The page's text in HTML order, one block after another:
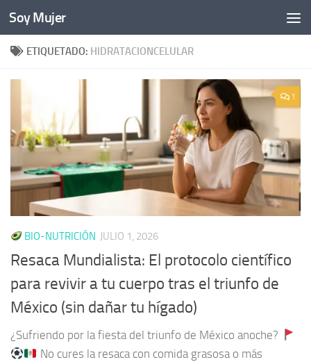
Bajo el contenido
Soy Mujer
ETIQUETADO: HIDRATACIONCELULAR
1
BIO-NUTRICIÓN JULIO 1, 2026
Resaca Mundialista: El protocolo científico
para revivir a tu cuerpo tras el triunfo de
México (sin dañar tu hígado)
¿Sufriendo por la fiesta del triunfo de México anoche?
No cures la resaca con comida grasosa o más